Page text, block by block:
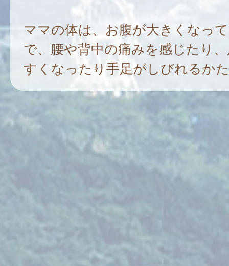
ママの体は、お腹が大きくなっ
で、腰や背中の痛みを感じたり
すくなったり手足がしびれるか